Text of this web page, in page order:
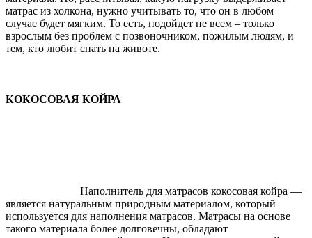
матрас из холкона, нужно учитывать то, что он в любом
случае будет мягким. То есть, подойдет не всем – только
взрослым без проблем с позвоночником, пожилым людям, и
тем, кто любит спать на животе.
КОКОСОВАЯ КОЙРА
Наполнитель для матрасов кокосовая койра —
является натуральным природным материалом, который
используется для наполнения матрасов. Матрасы на основе
такого материала более долговечны, обладают